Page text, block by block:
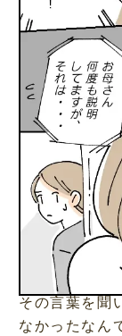
その言葉を聞
なかったなん